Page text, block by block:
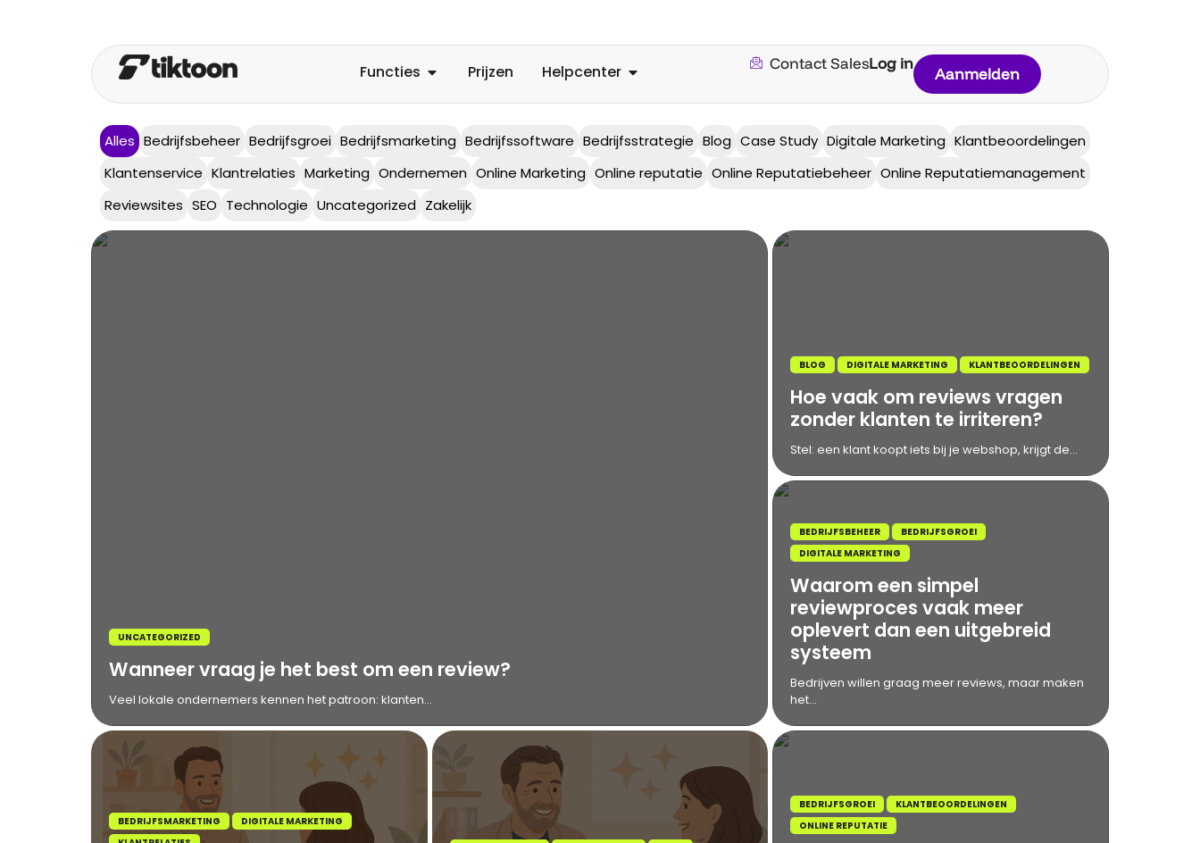
Functies Prijzen Helpcenter Contact SalesLog in
Aanmelden
Alles Bedrijfsbeheer Bedrijfsgroei Bedrijfsmarketing Bedrijfssoftware Bedrijfsstrategie Blog Case Study Digitale Marketing Klantbeoordelingen
Klantenservice Klantrelaties Marketing Ondernemen Online Marketing Online reputatie Online Reputatiebeheer Online Reputatiemanagement
Reviewsites SEO Technologie Uncategorized Zakelijk
UNCATEGORIZED
Wanneer vraag je het best om een review?
Veel lokale ondernemers kennen het patroon: klanten...
BLOG DIGITALE MARKETING KLANTBEOORDELINGEN
Hoe vaak om reviews vragen
zonder klanten te irriteren?
Stel: een klant koopt iets bij je webshop, krijgt de...
BEDRIJFSBEHEER
BEDRIJFSGROEI
DIGITALE MARKETING
Waarom een simpel
reviewproces vaak meer
oplevert dan een uitgebreid
systeem
Bedrijven willen graag meer reviews, maar maken
het...
BEDRIJFSMARKETING
DIGITALE MARKETING
BEDRIJFSGROEI
KLANTBEOORDELINGEN
ONLINE REPUTATIE